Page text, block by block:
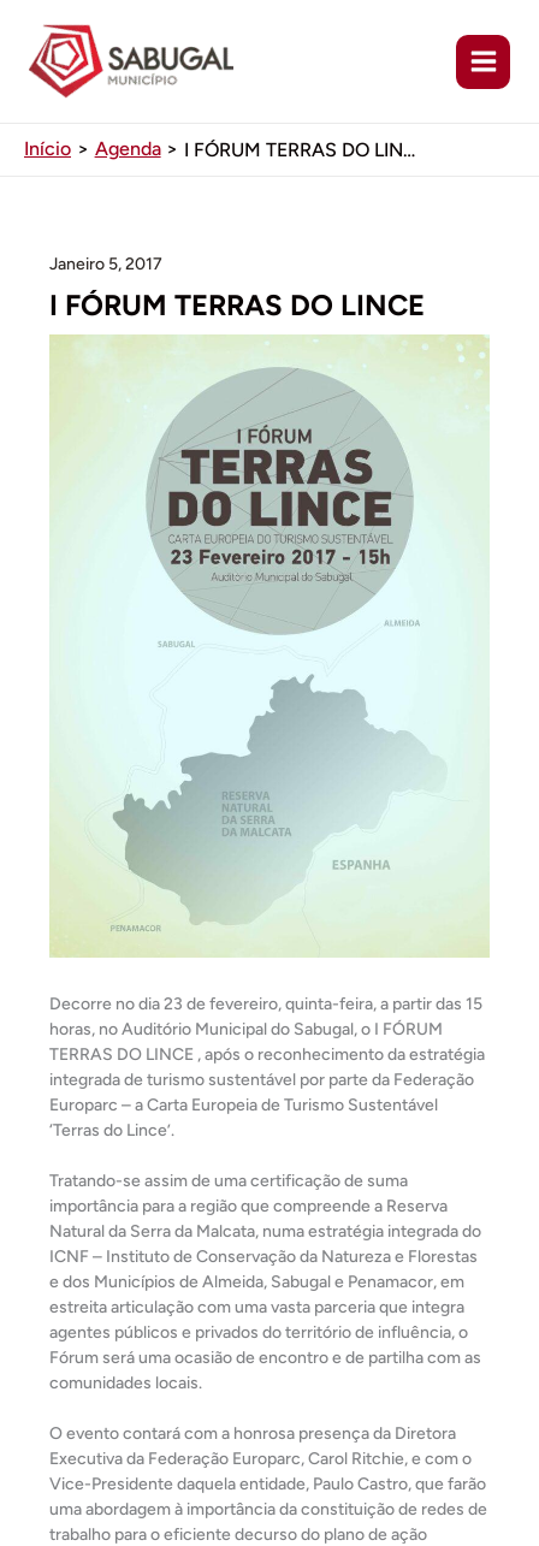
conteúdo
Início Agenda I FÓRUM TERRAS DO LINCE
Janeiro 5, 2017
I FÓRUM TERRAS DO LINCE
Decorre no dia 23 de fevereiro, quinta-feira, a partir das 15
horas, no Auditório Municipal do Sabugal, o I FÓRUM
TERRAS DO LINCE , após o reconhecimento da estratégia
integrada de turismo sustentável por parte da Federação
Europarc – a Carta Europeia de Turismo Sustentável
‘Terras do Lince’.
Tratando-se assim de uma certificação de suma
importância para a região que compreende a Reserva
Natural da Serra da Malcata, numa estratégia integrada do
ICNF – Instituto de Conservação da Natureza e Florestas
e dos Municípios de Almeida, Sabugal e Penamacor, em
estreita articulação com uma vasta parceria que integra
agentes públicos e privados do território de influência, o
Fórum será uma ocasião de encontro e de partilha com as
comunidades locais.
O evento contará com a honrosa presença da Diretora
Executiva da Federação Europarc, Carol Ritchie, e com o
Vice-Presidente daquela entidade, Paulo Castro, que farão
uma abordagem à importância da constituição de redes de
trabalho para o eficiente decurso do plano de ação